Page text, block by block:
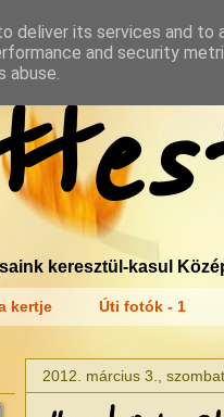
keresztül-kasul
kertje Úti fotók - 1
2012. március 3., szombat
deliver its services and to
and security
abuse.